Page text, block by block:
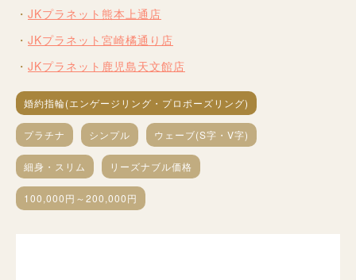
JKプラネット熊本上通店
JKプラネット宮崎橘通り店
JKプラネット鹿児島天文館店
婚約指輪(エンゲージリング・プロポーズリング)
プラチナ シンプル ウェーブ(S字・V字)
細身・スリム リーズナブル価格
100,000円～200,000円